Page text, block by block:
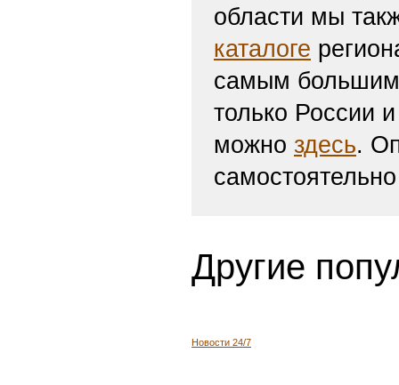
области мы
каталоге
самым большим
только России
можно здесь.
Другие
Новости 24/7